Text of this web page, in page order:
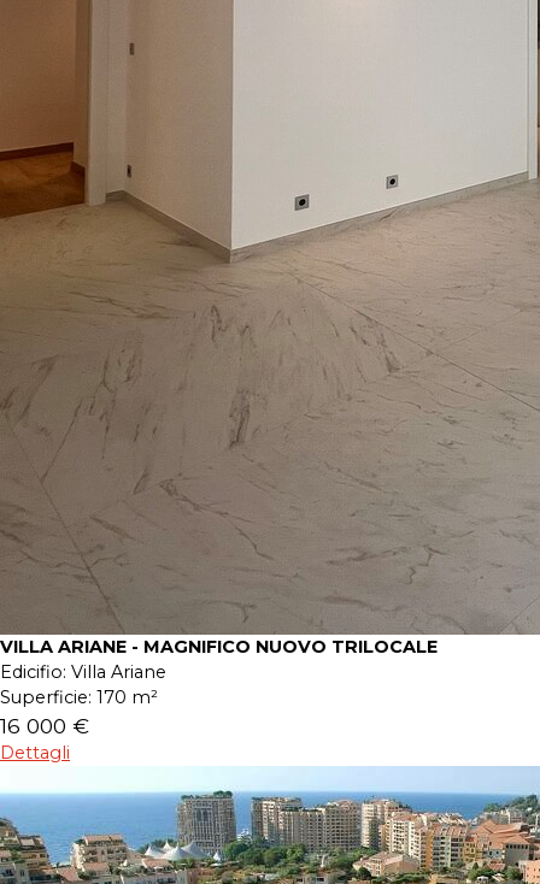
VILLA ARIANE - MAGNIFICO NUOVO TRILOCALE
Edicifio: Villa Ariane
Superficie: 170 m²
16 000 €
Dettagli